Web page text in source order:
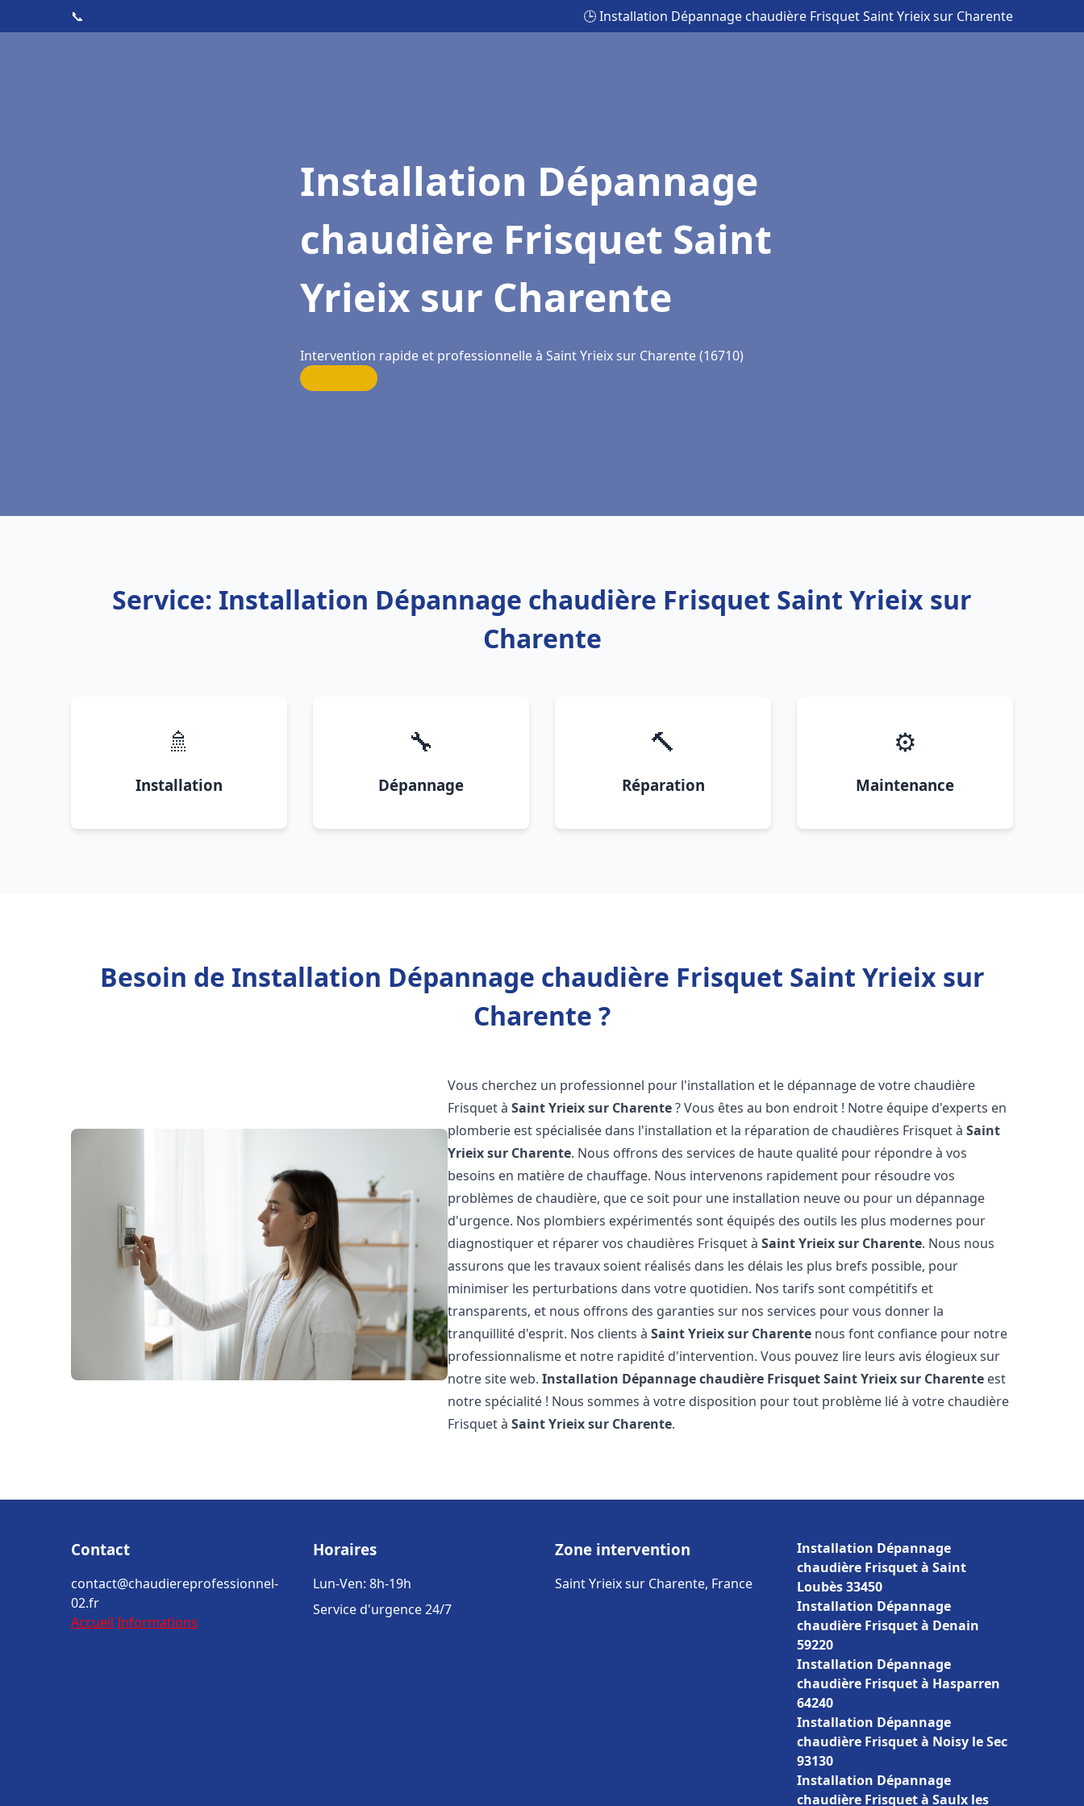
📞 🕒 Installation Dépannage chaudière Frisquet Saint Yrieix sur Charente
Installation Dépannage
chaudière Frisquet Saint
Yrieix sur Charente
Intervention rapide et professionnelle à Saint Yrieix sur Charente (16710)
Service: Installation Dépannage chaudière Frisquet Saint Yrieix sur
Charente
🚿
Installation
🔧
Dépannage
🔨
Réparation
⚙️
Maintenance
Besoin de Installation Dépannage chaudière Frisquet Saint Yrieix sur
Charente ?
Vous cherchez un professionnel pour l'installation et le dépannage de votre chaudière
Frisquet àSaint Yrieix sur Charente? Vous êtes au bon endroit ! Notre équipe d'experts en
plomberie est spécialisée dans l'installation et la réparation de chaudières Frisquet àSaint
Yrieix sur Charente. Nous offrons des services de haute qualité pour répondre à vos
besoins en matière de chauffage. Nous intervenons rapidement pour résoudre vos
problèmes de chaudière, que ce soit pour une installation neuve ou pour un dépannage
d'urgence. Nos plombiers expérimentés sont équipés des outils les plus modernes pour
diagnostiquer et réparer vos chaudières Frisquet àSaint Yrieix sur Charente. Nous nous
assurons que les travaux soient réalisés dans les délais les plus brefs possible, pour
minimiser les perturbations dans votre quotidien. Nos tarifs sont compétitifs et
transparents, et nous offrons des garanties sur nos services pour vous donner la
tranquillité d'esprit. Nos clients àSaint Yrieix sur Charente nous font confiance pour notre
professionnalisme et notre rapidité d'intervention. Vous pouvez lire leurs avis élogieux sur
notre site web.Installation Dépannage chaudière FrisquetSaint Yrieix sur Charente est
notre spécialité ! Nous sommes à votre disposition pour tout problème lié à votre chaudière
Frisquet àSaint Yrieix sur Charente.
Contact
contact@chaudiereprofessionnel-
02.fr
Accueil Informations
Horaires
Lun-Ven: 8h-19h
Service d'urgence 24/7
Zone intervention
Saint Yrieix sur Charente, France
Installation Dépannage
chaudière Frisquet à Saint
Loubès 33450
Installation Dépannage
chaudière Frisquet à Denain
59220
Installation Dépannage
chaudière Frisquet à Hasparren
64240
Installation Dépannage
chaudière Frisquet à Noisy le Sec
93130
Installation Dépannage
chaudière Frisquet à Saulx les